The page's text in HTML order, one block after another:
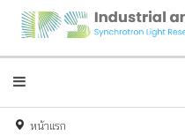
หน้าแรก